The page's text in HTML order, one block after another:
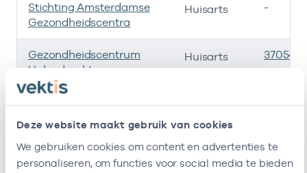
Deze website maakt gebruik van cookies
We gebruiken cookies om content en advertenties te
personaliseren, om functies voor social media te bieden
Stichting Amsterdamse
Gezondheidscentra
Huisarts -
Gezondheidscentrum
Holendrecht
Huisarts
Hondsrugpark Gezond Huisarts
Ondersteuningsorganisatie
Zuidoost B.v.